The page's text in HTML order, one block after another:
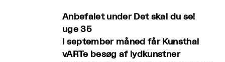
Anbefalet under Det skal du se!
uge 35
I september måned får Kunsthal
vARTe besøg af lydkunstner